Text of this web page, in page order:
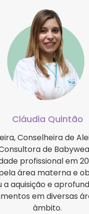
Cláudia Quintão
Conselheira de
de
profissional em
área materna e
a aquisição e
em diversas
âmbito.